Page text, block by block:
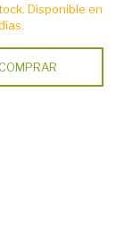
Disponible en